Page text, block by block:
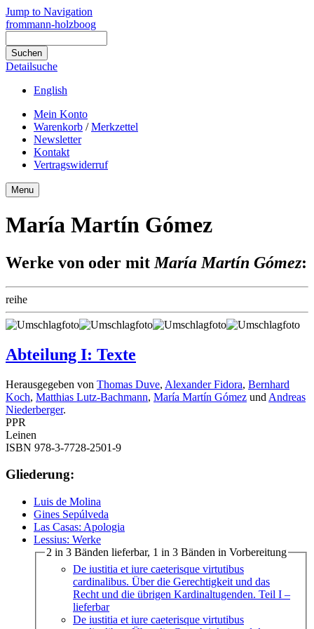
Jump to Navigation
frommann-holzboog
Detailsuche
English
Mein Konto
Warenkorb /Merkzettel
Newsletter
Kontakt
Vertragswiderruf
Menu
María Martín Gómez
Werke von oder mit María Martín Gómez:
reihe
Abteilung I: Texte
Herausgegeben von Thomas Duve, Alexander Fidora, Bernhard
Koch, Matthias Lutz-Bachmann, María Martín Gómez und Andreas
Niederberger.
PPR
Leinen
ISBN 978-3-7728-2501-9
Gliederung:
Luis de Molina
Gines Sepúlveda
Las Casas: Apologia
Lessius: Werke
2 in 3 Bänden lieferbar, 1 in 3 Bänden in Vorbereitung
De iustitia et iure caeterisque virtutibus
cardinalibus. Über die Gerechtigkeit und das
Recht und die übrigen Kardinaltugenden. Teil I –
lieferbar
De iustitia et iure caeterisque virtutibus